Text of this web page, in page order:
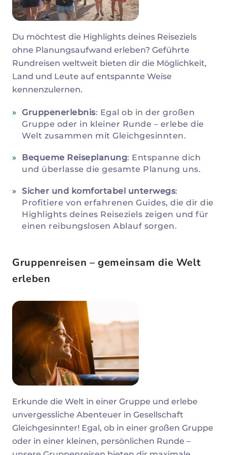
Du möchtest die Highlights deines Reiseziels
ohne Planungsaufwand erleben? Geführte
Rundreisen weltweit bieten dir die Möglichkeit,
Land und Leute auf entspannte Weise
kennenzulernen.
Gruppenerlebnis: Egal ob in der großen
Gruppe oder in kleiner Runde – erlebe die
Welt zusammen mit Gleichgesinnten.
Bequeme Reiseplanung: Entspanne dich
und überlasse die gesamte Planung uns.
Sicher und komfortabel unterwegs:
Profitiere von erfahrenen Guides, die dir die
Highlights deines Reiseziels zeigen und für
einen reibungslosen Ablauf sorgen.
Gruppenreisen – gemeinsam die Welt
erleben
Erkunde die Welt in einer Gruppe und erlebe
unvergessliche Abenteuer in Gesellschaft
Gleichgesinnter! Egal, ob in einer großen Gruppe
oder in einer kleinen, persönlichen Runde –